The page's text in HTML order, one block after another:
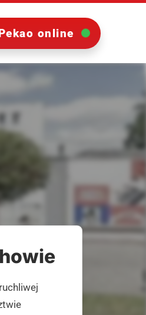
online